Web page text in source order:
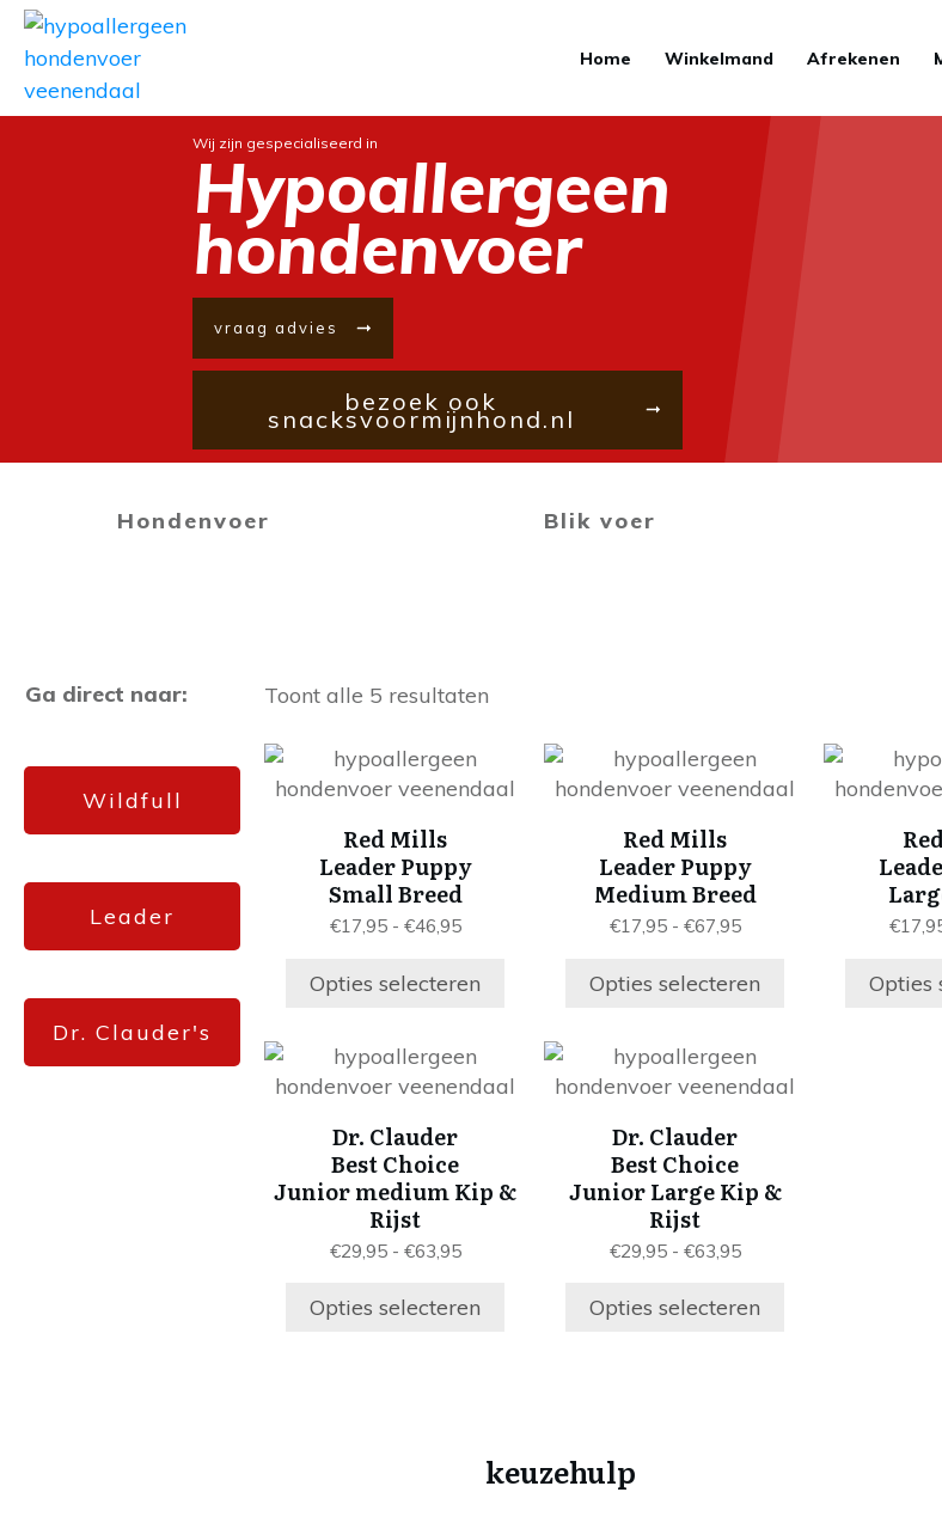
Home Winkelmand Afrekenen
Wij zijn gespecialiseerd in
Hypoallergeen
hondenvoer
vraag advies
bezoek ook
snacksvoormijnhond.nl
Hondenvoer Blik voer
Ga direct naar:
Wildfull
Leader
Dr. Clauder's
Toont alle 5 resultaten
Red Mills
Leader Puppy
Small Breed
€17,95 - €46,95Prijsklasse:
tot
Opties selecteren
Dit
product
meerdere
variaties.
Deze
optie
gekozen
op
de
Red Mills
Leader Puppy
Medium Breed
€17,95 - €67,95Prijsklasse:
tot
Opties selecteren
Dit
product
meerdere
variaties.
Deze
optie
gekozen
op
de
€
Opties
Dr. Clauder
Best Choice
Junior medium Kip &
Rijst
€29,95 - €63,95Prijsklasse:
tot
Opties selecteren
Dit
product
meerdere
variaties.
Deze
optie
kan
gekozen
worden
Dr. Clauder
Best Choice
Junior Large Kip &
Rijst
€29,95 - €63,95Prijsklasse:
tot
Opties selecteren
Dit
product
meerdere
variaties.
Deze
optie
kan
gekozen
worden
keuzehulp